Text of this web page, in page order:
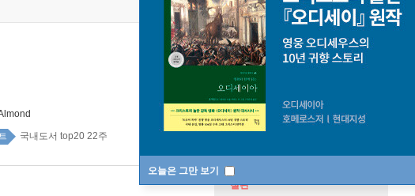
오늘은 그만 보기
국내도서 top20 22주
절판